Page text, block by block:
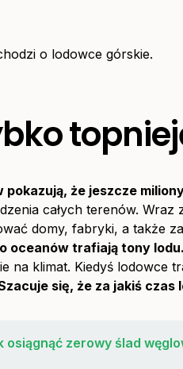
o lodowce górskie.
pokazują, że jeszcze
całych terenów.
domy, fabryki, a także
oceanów trafiają tony lodu.
na klimat. Kiedyś lodowce
się, że za jakiś
osiągnąć zerowy ślad